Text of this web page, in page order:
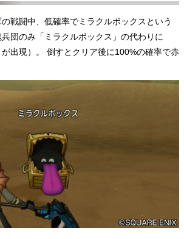
戦闘中、低確率でミラクルボックスという
団のみ「ミラクルボックス」の代わりに
が出現）。 倒すとクリア後に100%の確率で赤